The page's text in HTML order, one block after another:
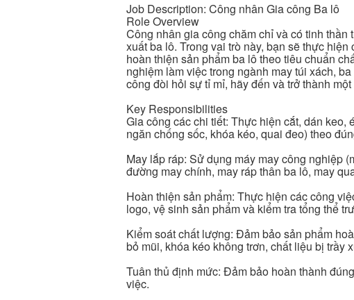
Job Description: Công nhân Gia công Ba lô
Role Overview
Công nhân gia công chăm chỉ và có tinh
xuất ba lô. Trong vai trò này, bạn sẽ thực
hoàn thiện sản phẩm ba lô theo tiêu chuẩn
nghiệm làm việc trong ngành may túi xách,
công đòi hỏi sự tỉ mỉ, hãy đến và trở thành
Key Responsibilities
Gia công các chi tiết: Thực hiện cắt, dán keo,
ngăn chống sốc, khóa kéo, quai đeo) theo
May lắp ráp: Sử dụng máy may công nghiệp
đường may chính, may ráp thân ba lô, may
Hoàn thiện sản phẩm: Thực hiện các công
logo, vệ sinh sản phẩm và kiểm tra tổng thể
Kiểm soát chất lượng: Đảm bảo sản phẩm
bỏ mũi, khóa kéo không trơn, chất liệu bị trầy
Tuân thủ định mức: Đảm bảo hoàn thành
việc.